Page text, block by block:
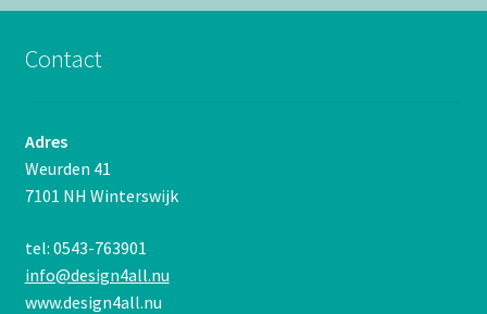
Contact
Adres
Weurden 41
7101 NH Winterswijk
tel: 0543-763901
info@design4all.nu
www.design4all.nu